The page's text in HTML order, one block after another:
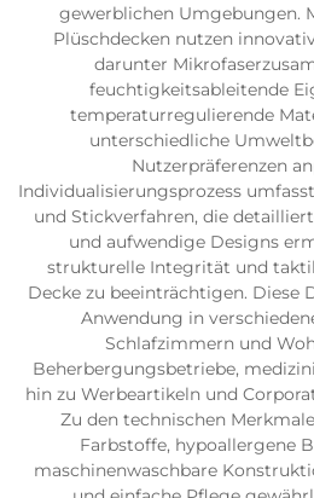
gewerblichen Umgebungen.
Plüschdecken nutzen
darunter
feuchtigkeitsableitende
temperaturregulierende
unterschiedliche
Nutzerpräferenzen
Individualisierungsprozess
und Stickverfahren, die
und aufwendige Designs
strukturelle Integrität und
Decke zu beeinträchtigen. Diese
Anwendung in
Schlafzimmern und
Beherbergungsbetriebe,
hin zu Werbeartikeln und
Zu den technischen
Farbstoffe, hypoallergene
maschinenwaschbare